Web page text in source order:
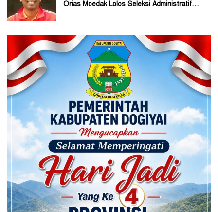
Orias Moedak Lolos Seleksi Administratif